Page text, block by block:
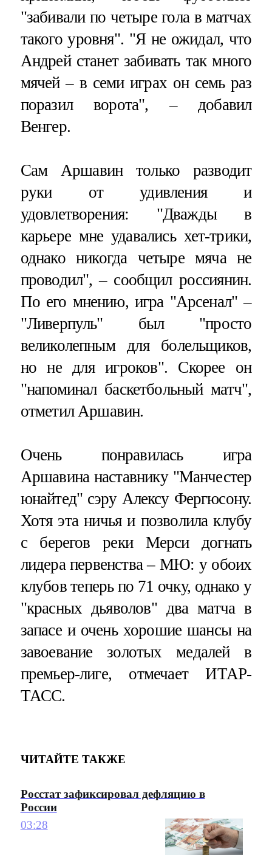
"забивали по четыре гола в матчах
такого уровня". "Я не ожидал, что
Андрей станет забивать так много
мячей – в семи играх он семь раз
поразил ворота", – добавил
Венгер.
Сам Аршавин только разводит
руки от удивления и
удовлетворения: "Дважды в
карьере мне удавались хет-трики,
однако никогда четыре мяча не
проводил", – сообщил россиянин.
По его мнению, игра "Арсенал" –
"Ливерпуль" был "просто
великолепным для болельщиков,
но не для игроков". Скорее он
"напоминал баскетбольный матч",
отметил Аршавин.
Очень понравилась игра
Аршавина наставнику "Манчестер
юнайтед" сэру Алексу Фергюсону.
Хотя эта ничья и позволила клубу
с берегов реки Мерси догнать
лидера первенства – МЮ: у обоих
клубов теперь по 71 очку, однако у
"красных дьяволов" два матча в
запасе и очень хорошие шансы на
завоевание золотых медалей в
премьер-лиге, отмечает ИТАР-
ТАСС.
ЧИТАЙТЕ ТАКЖЕ
Росстат зафиксировал дефляцию в
России
03:28